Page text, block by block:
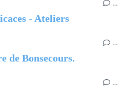
…
- Ateliers
…
de Bonsecours.
…